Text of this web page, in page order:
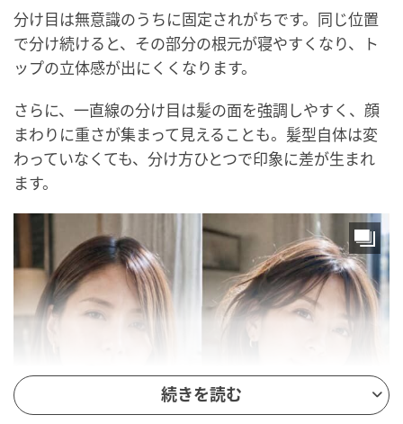
分け目は無意識のうちに固定されがちです。同じ位置
で分け続けると、その部分の根元が寝やすくなり、ト
ップの立体感が出にくくなります。
さらに、一直線の分け目は髪の面を強調しやすく、顔
まわりに重さが集まって見えることも。髪型自体は変
わっていなくても、分け方ひとつで印象に差が生まれ
ます。
続きを読む